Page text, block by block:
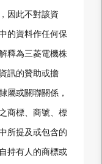
因此不對該資
的資料作任何保
釋為三菱電機株
訊的贊助或擔
屬或關聯關係，
商標、商號、標
所提及或包含的
持有人的商標或